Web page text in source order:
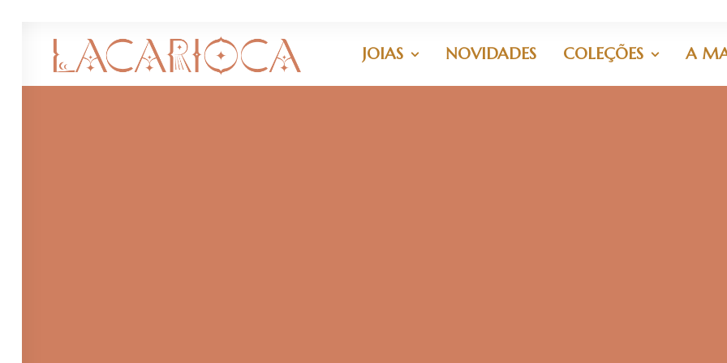
JOIAS NOVIDADES COLEÇÕES A